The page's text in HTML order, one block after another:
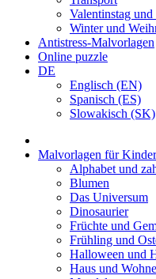
Valentinstag
Winter und
Antistress-Malvorlagen
Online puzzle
DE
Englisch (EN)
Spanisch (ES)
Slowakisch (SK)
Malvorlagen für Kinder
Alphabet und
Blumen
Das Universum
Dinosaurier
Früchte und
Frühling und
Halloween und
Haus und